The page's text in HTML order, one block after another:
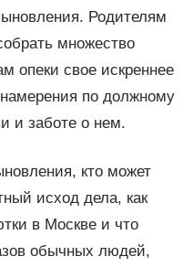
Родителям
множество
опеки свое искреннее
по должному
и заботе о нем.
кто может
исход дела, как
в Москве и что
обычных людей,